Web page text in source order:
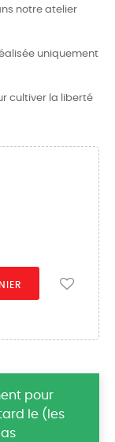
notre atelier
uniquement
cultiver la liberté
pour
le (les